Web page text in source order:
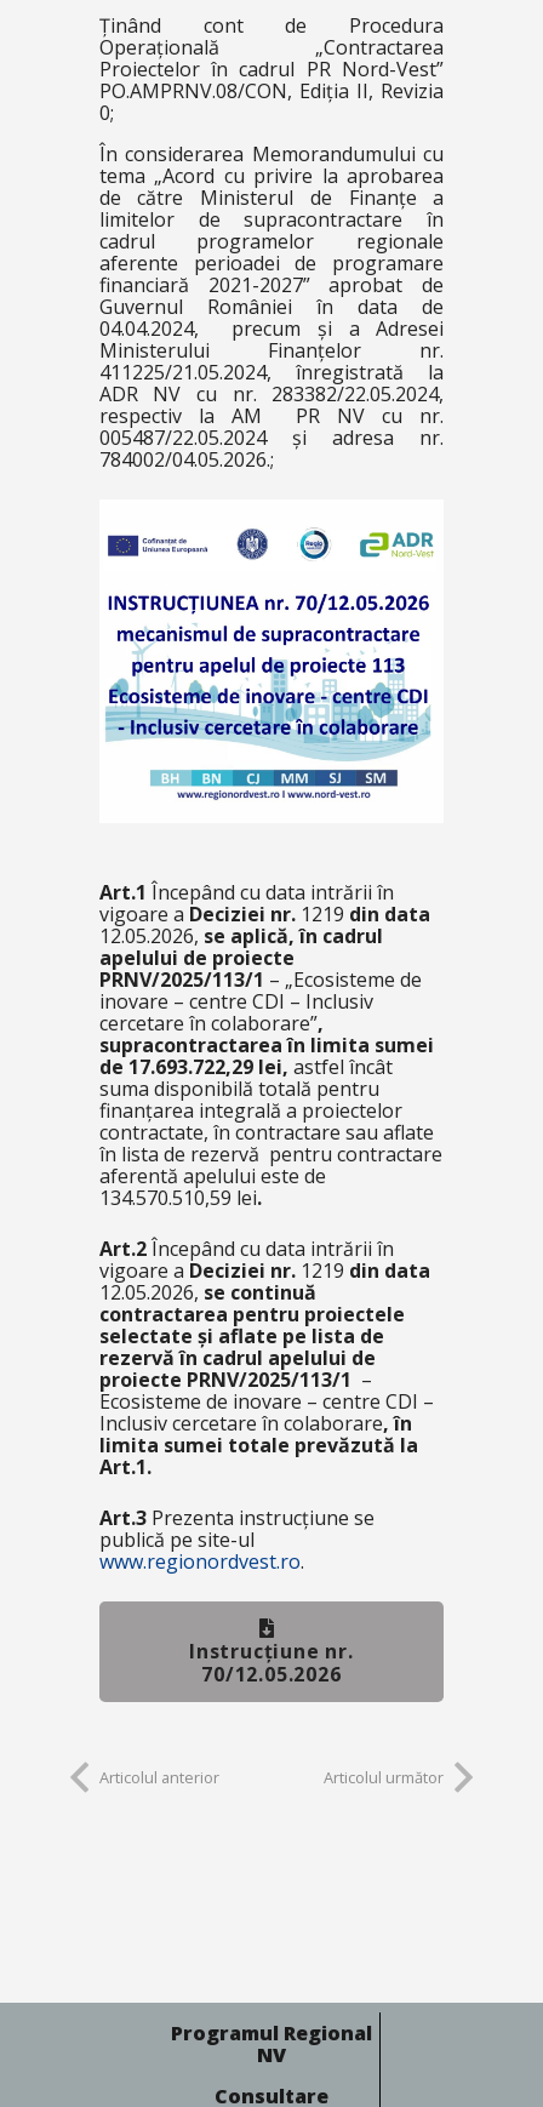
Ținând cont de Procedura
Operațională „Contractarea
Proiectelor în cadrul PR Nord-Vest”
PO.AMPRNV.08/CON, Ediția II, Revizia
0;
În considerarea Memorandumului cu
tema „Acord cu privire la aprobarea
de către Ministerul de Finanțe a
limitelor de supracontractare în
cadrul programelor regionale
aferente perioadei de programare
financiară 2021-2027” aprobat de
Guvernul României în data de
04.04.2024, precum și a Adresei
Ministerului Finanțelor nr.
411225/21.05.2024, înregistrată la
ADR NV cu nr. 283382/22.05.2024,
respectiv la AM PR NV cu nr.
005487/22.05.2024 și adresa nr.
784002/04.05.2026.;
Art.1 Începând cu data intrării în
vigoare a Deciziei nr. 1219 din data
12.05.2026, se aplică, în cadrul
apelului de proiecte
PRNV/2025/113/1 – „Ecosisteme de
inovare – centre CDI – Inclusiv
cercetare în colaborare”,
supracontractarea în limita sumei
de 17.693.722,29 lei, astfel încât
suma disponibilă totală pentru
finanțarea integrală a proiectelor
contractate, în contractare sau aflate
în lista de rezervă pentru contractare
aferentă apelului este de
134.570.510,59 lei.
Art.2Începând cu data intrării în
vigoare a Deciziei nr. 1219 din data
12.05.2026, se continuă
contractarea pentru proiectele
selectate și aflate pe lista de
rezervă în cadrul apelului de
proiecte PRNV/2025/113/1 –
Ecosisteme de inovare – centre CDI –
Inclusiv cercetare în colaborare, în
limita sumei totale prevăzută la
Art.1.
Art.3 Prezenta instrucțiune se
publică pe site-ul
www.regionordvest.ro.
Instrucțiune nr.
70/12.05.2026
Articolul anterior Articolul următor
Programul Regional
NV
Consultare